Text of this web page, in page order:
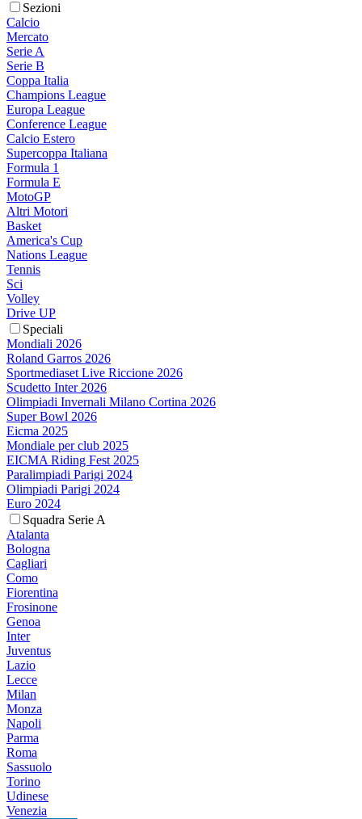
Sezioni
Calcio
Mercato
Serie A
Serie B
Coppa Italia
Champions League
Europa League
Conference League
Calcio Estero
Supercoppa Italiana
Formula 1
Formula E
MotoGP
Altri Motori
Basket
America's Cup
Nations League
Tennis
Sci
Volley
Drive UP
Speciali
Mondiali 2026
Roland Garros 2026
Sportmediaset Live Riccione 2026
Scudetto Inter 2026
Olimpiadi Invernali Milano Cortina 2026
Super Bowl 2026
Eicma 2025
Mondiale per club 2025
EICMA Riding Fest 2025
Paralimpiadi Parigi 2024
Olimpiadi Parigi 2024
Euro 2024
Squadra Serie A
Atalanta
Bologna
Cagliari
Como
Fiorentina
Frosinone
Genoa
Inter
Juventus
Lazio
Lecce
Milan
Monza
Napoli
Parma
Roma
Sassuolo
Torino
Udinese
Venezia